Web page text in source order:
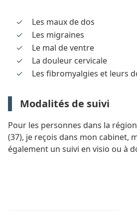
Les maux de dos
Les migraines
Le mal de ventre
La douleur cervicale
Les fibromyalgies et leurs
Modalités de suivi
Pour les personnes dans la
(37), je reçois dans mon cabinet,
également un suivi en visio ou à